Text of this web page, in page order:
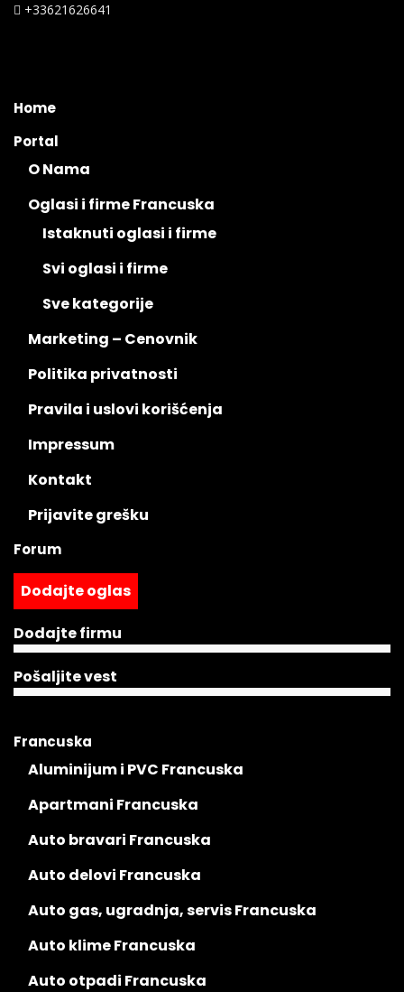
+33621626641
Home
Portal
O Nama
Oglasi i firme Francuska
Istaknuti oglasi i firme
Svi oglasi i firme
Sve kategorije
Marketing – Cenovnik
Politika privatnosti
Pravila i uslovi korišćenja
Impressum
Kontakt
Prijavite grešku
Forum
Dodajte oglas
Dodajte firmu
Pošaljite vest
Francuska
Aluminijum i PVC Francuska
Apartmani Francuska
Auto bravari Francuska
Auto delovi Francuska
Auto gas, ugradnja, servis Francuska
Auto klime Francuska
Auto otpadi Francuska